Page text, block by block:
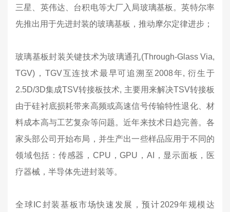
三星、英伟达、台积电等大厂入局玻璃基板。英特尔率
先推出用于先进封装的玻璃基板，推动摩尔定律进步；
玻璃基板封装关键技术为玻璃通孔(Through-Glass Via,
TGV)，TGV互连技术最早可追溯至2008年, 衍生于
2.5D/3D集成TSV转接板技术, 主要用来解决TSV转接板
由于硅衬底损耗带来高频或高速信号传输特性退化、材
料成本高与工艺复杂等问题。近年来技术日趋完善。各
家头部公司开始布局，并生产出一些样品应用于不同的
领域包括：传感器，CPU，GPU，AI，显示面板，医
疗器械，半导体先进封装等。
全球IC封装基板市场快速发展，预计2029年规模达